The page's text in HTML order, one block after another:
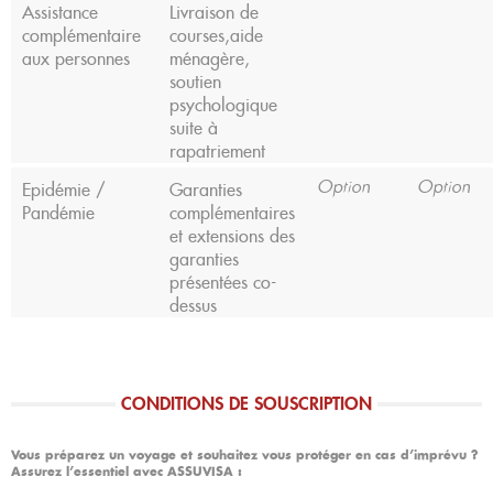
Assistance
complémentaire
aux personnes
Livraison de
courses,aide
ménagère,
soutien
psychologique
suite à
rapatriement
Epidémie /
Pandémie
Garanties
complémentaires
et extensions des
garanties
présentées co-
dessus
Option Option
CONDITIONS DE SOUSCRIPTION
Vous préparez un voyage et souhaitez vous protéger en cas d’imprévu ?
Assurez l’essentiel avec ASSUVISA :